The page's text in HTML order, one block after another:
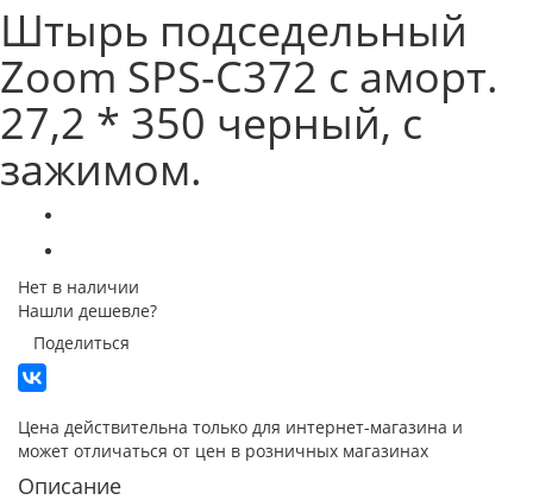
Штырь подседельный
Zoom SPS-C372 с аморт.
27,2 * 350 черный, с
зажимом.
Нет в наличии
Нашли дешевле?
Поделиться
Цена действительна только для интернет-магазина и
может отличаться от цен в розничных магазинах
Описание